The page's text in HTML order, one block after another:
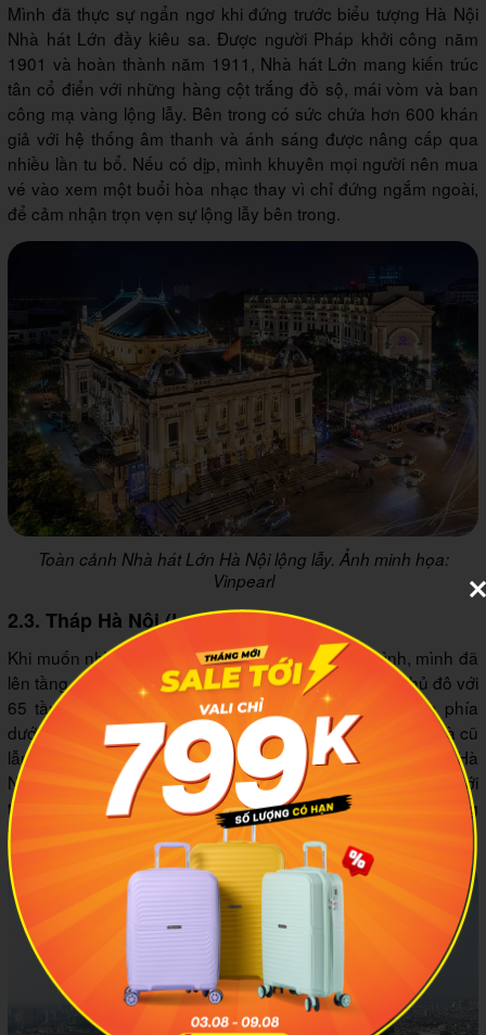
Mình đã thực sự ngẩn ngơ khi đứng trước biểu tượng Hà Nội
Nhà hát Lớn đầy kiêu sa. Được người Pháp khởi công năm
1901 và hoàn thành năm 1911, Nhà hát Lớn mang kiến trúc
tân cổ điển với những hàng cột trắng đồ sộ, mái vòm và ban
công mạ vàng lộng lẫy. Bên trong có sức chứa hơn 600 khán
giả với hệ thống âm thanh và ánh sáng được nâng cấp qua
nhiều lần tu bổ. Nếu có dịp, mình khuyên mọi người nên mua
vé vào xem một buổi hòa nhạc thay vì chỉ đứng ngắm ngoài,
để cảm nhận trọn vẹn sự lộng lẫy bên trong.
Toàn cảnh Nhà hát Lớn Hà Nội lộng lẫy. Ảnh minh họa:
Vinpearl
2.3. Tháp Hà Nội (Lotte Tower)
Khi muốn nhìn toàn bộ Hà Nội trong một khung hình, mình đã
lên tầng quan sát của Lotte Tower, tòa nhà cao nhất thủ đô với
65 tầng và chiều cao 267m. Từ đây, cả Hà Nội trải ra phía
dưới, hồ Tây bóng lộn, sông Hồng uốn lượn, những mái nhà cũ
lẫn các tòa nhà hiện đại đan xen nhau. Đây là biểu tượng Hà
Nội hiện đại nhất, đại diện cho một thủ đô đang thay đổi với
tốc độ nhanh. Buổi tối là thời điểm bạn có thể chiêm ngưỡng
toàn thành phố thắp sáng lung linh dưới chân.